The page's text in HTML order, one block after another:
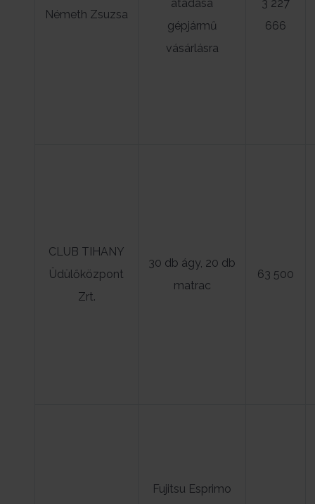
Németh Zsuzsa
átadása
gépjármű
vásárlásra
3 227
666
CLUB TIHANY
Üdülőközpont
Zrt.
30 db ágy, 20 db
matrac
63 500
Fujitsu Esprimo